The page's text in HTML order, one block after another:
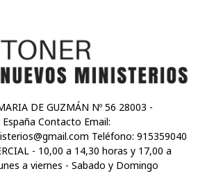
DE GUZMÁN Nº 56 28003 -
Contacto Email:
Teléfono: 915359040
- 10,00 a 14,30 horas y 17,00 a
a viernes - Sabado y Domingo